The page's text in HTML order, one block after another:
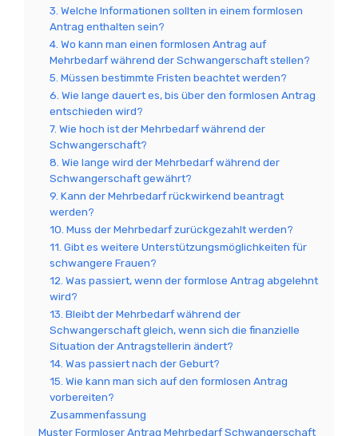
3. Welche Informationen sollten in einem formlosen
Antrag enthalten sein?
4. Wo kann man einen formlosen Antrag auf
Mehrbedarf während der Schwangerschaft stellen?
5. Müssen bestimmte Fristen beachtet werden?
6. Wie lange dauert es, bis über den formlosen Antrag
entschieden wird?
7. Wie hoch ist der Mehrbedarf während der
Schwangerschaft?
8. Wie lange wird der Mehrbedarf während der
Schwangerschaft gewährt?
9. Kann der Mehrbedarf rückwirkend beantragt
werden?
10. Muss der Mehrbedarf zurückgezahlt werden?
11. Gibt es weitere Unterstützungsmöglichkeiten für
schwangere Frauen?
12. Was passiert, wenn der formlose Antrag abgelehnt
wird?
13. Bleibt der Mehrbedarf während der
Schwangerschaft gleich, wenn sich die finanzielle
Situation der Antragstellerin ändert?
14. Was passiert nach der Geburt?
15. Wie kann man sich auf den formlosen Antrag
vorbereiten?
Zusammenfassung
Muster Formloser Antrag Mehrbedarf Schwangerschaft